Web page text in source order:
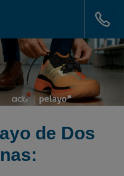
de Dos